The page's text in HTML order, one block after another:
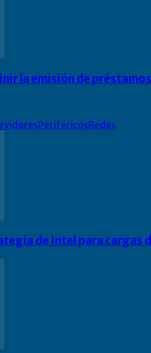
la emisión de
PeriféricosRedes
de Intel para cargas